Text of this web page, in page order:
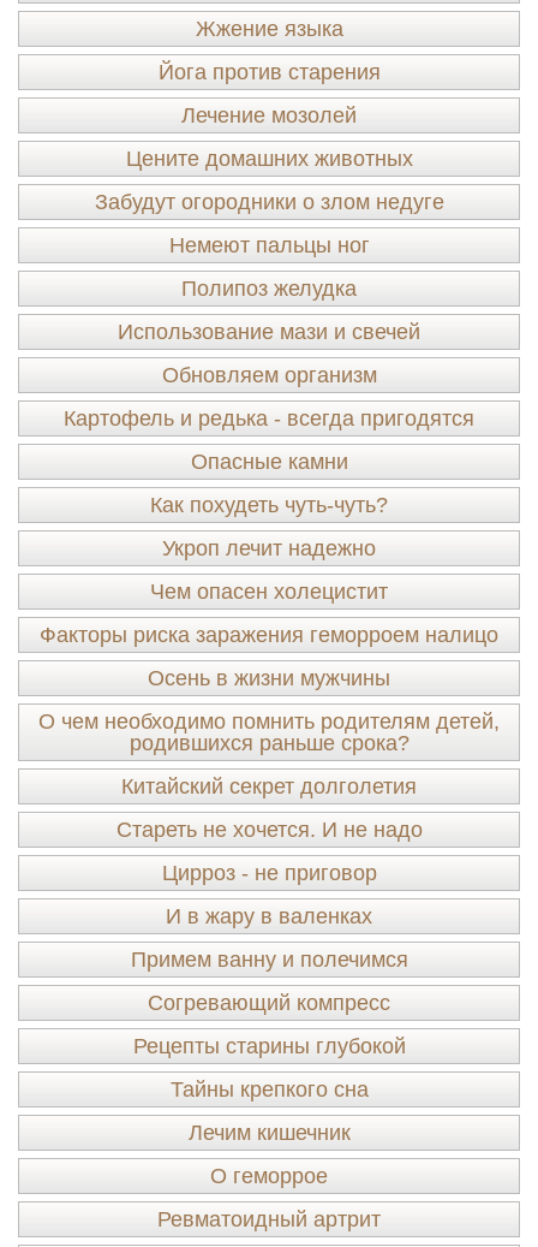
Жжение языка
Йога против старения
Лечение мозолей
Цените домашних животных
Забудут огородники о злом недуге
Немеют пальцы ног
Полипоз желудка
Использование мази и свечей
Обновляем организм
Картофель и редька - всегда пригодятся
Опасные камни
Как похудеть чуть-чуть?
Укроп лечит надежно
Чем опасен холецистит
Факторы риска заражения геморроем налицо
Осень в жизни мужчины
О чем необходимо помнить родителям детей,
родившихся раньше срока?
Китайский секрет долголетия
Стареть не хочется. И не надо
Цирроз - не приговор
И в жару в валенках
Примем ванну и полечимся
Согревающий компресс
Рецепты старины глубокой
Тайны крепкого сна
Лечим кишечник
О геморрое
Ревматоидный артрит